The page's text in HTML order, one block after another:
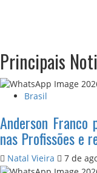
Principais
Brasil
Anderson
nas Profissões e
Natal Vieira 7 de